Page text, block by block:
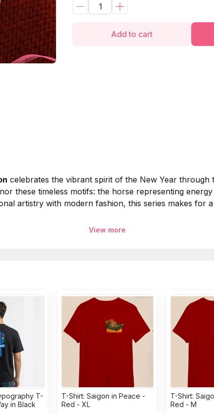
Add to cart
celebrates the vibrant spirit of the New Year
these timeless motifs: the horse representing
artistry with modern fashion, this series makes for
tượng trưng cho năng lượng và sự tiến bước, cá thể
BST này hoàn hảo để làm món quà lưu niệm ý
55 cm, Tay áo 24 cm.
View more
T-
in Black
T-Shirt: Saigon in Peace -
Red - XL
T-Shirt:
Red - M